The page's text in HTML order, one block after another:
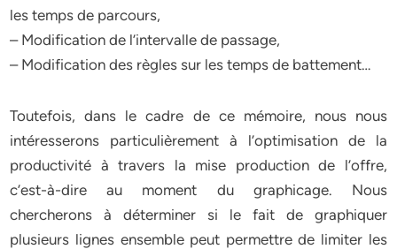
les temps de parcours,
– Modification de l’intervalle de passage,
– Modification des règles sur les temps de battement…
Toutefois, dans le cadre de ce mémoire, nous nous
intéresserons particulièrement à l’optimisation de la
productivité à travers la mise production de l’offre,
c’est-à-dire au moment du graphicage. Nous
chercherons à déterminer si le fait de graphiquer
plusieurs lignes ensemble peut permettre de limiter les